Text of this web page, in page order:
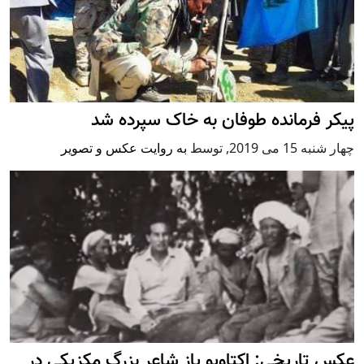
پیکر فرمانده طوفان به خاک سپرده شد
چهار شنبه 15 می 2019 , توسط به روایت عکس و تصویر